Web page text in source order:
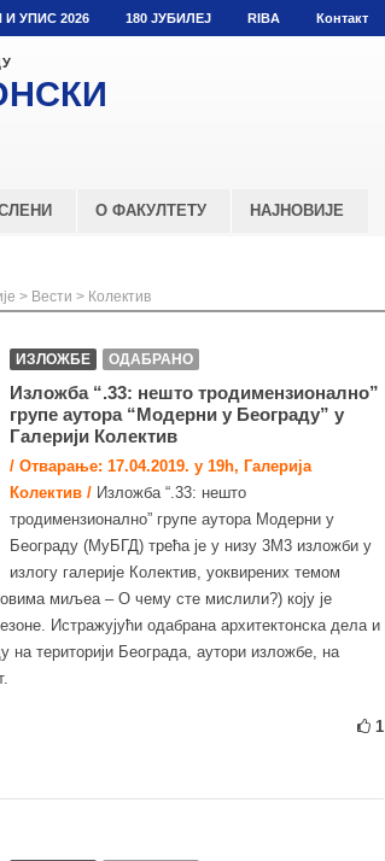
УПИС 2026 180 ЈУБИЛЕЈ RIBA Контакт
О ФАКУЛТЕТУ НАЈНОВИЈЕ
> Вести > Колектив
ИЗЛОЖБЕ ОДАБРАНО
Изложба “.33: нешто тродимензионално”
групе аутора “Модерни у Београду” у
Галерији Колектив
/ Отварање: 17.04.2019. у 19h, Галерија
Колектив / Изложба “.33: нешто
тродимензионално” групе аутора Модерни у
Београду (МуБГД) трећа је у низу 3М3 изложби у
излогу галерије Колектив, уоквирених темом
миљеа – О чему сте мислили?) коју је
Истражујући одабрана архитектонска дела и
на територији Београда, аутори изложбе, на
1